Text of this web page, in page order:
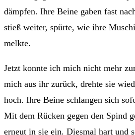
dämpfen. Ihre Beine gaben fast
stieß weiter, spürte, wie ihre
melkte.
Jetzt konnte ich mich nicht mehr
mich aus ihr zurück, drehte sie
hoch. Ihre Beine schlangen sich
Mit dem Rücken gegen den Spind
erneut in sie ein. Diesmal hart und